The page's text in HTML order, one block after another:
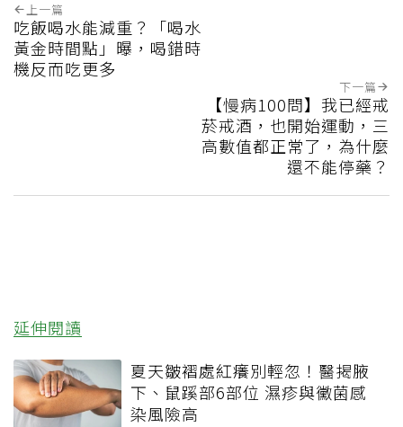
上一篇
吃飯喝水能減重？「喝水
黃金時間點」曝，喝錯時
機反而吃更多
下一篇
【慢病100問】我已經戒
菸戒酒，也開始運動，三
高數值都正常了，為什麼
還不能停藥？
延伸閱讀
夏天皺褶處紅癢別輕忽！醫揭腋
下、鼠蹊部6部位 濕疹與黴菌感
染風險高